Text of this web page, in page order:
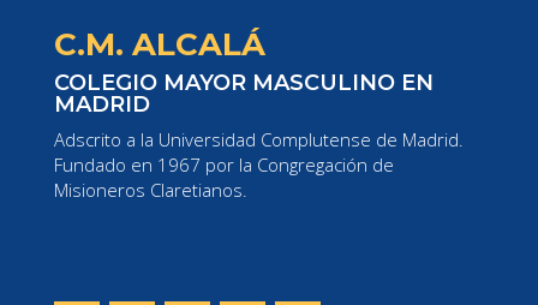
C.M. ALCALÁ
COLEGIO MAYOR MASCULINO EN
MADRID
Adscrito a la Universidad Complutense de Madrid.
Fundado en 1967 por la Congregación de
Misioneros Claretianos.